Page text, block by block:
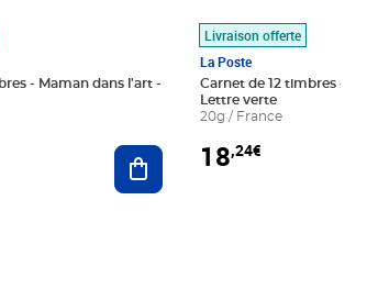
- Maman dans l'art -
Ajouter au panier
Livraison offerte
La Poste
Carnet de 12 timbres - Le
Lettre verte
20g / France
18,24€